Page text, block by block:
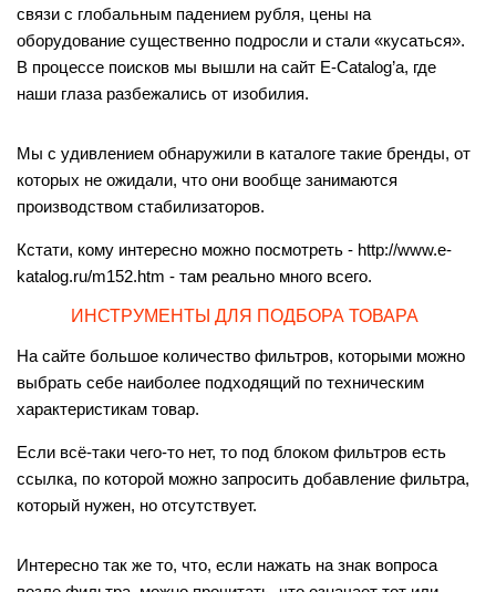
связи с глобальным падением рубля, цены на
оборудование существенно подросли и стали «кусаться».
В процессе поисков мы вышли на сайт E-Catalog’а, где
наши глаза разбежались от изобилия.
Мы с удивлением обнаружили в каталоге такие бренды, от
которых не ожидали, что они вообще занимаются
производством стабилизаторов.
Кстати, кому интересно можно посмотреть - http://www.e-
katalog.ru/m152.htm - там реально много всего.
ИНСТРУМЕНТЫ ДЛЯ ПОДБОРА ТОВАРА
На сайте большое количество фильтров, которыми можно
выбрать себе наиболее подходящий по техническим
характеристикам товар.
Если всё-таки чего-то нет, то под блоком фильтров есть
ссылка, по которой можно запросить добавление фильтра,
который нужен, но отсутствует.
Интересно так же то, что, если нажать на знак вопроса